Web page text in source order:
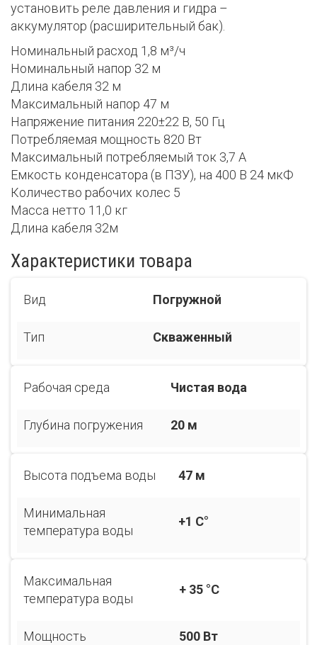
установить реле давления и гидра –
аккумулятор (расширительный бак).
Номинальный расход 1,8 м³/ч
Номинальный напор 32 м
Длина кабеля 32 м
Максимальный напор 47 м
Напряжение питания 220±22 В, 50 Гц
Потребляемая мощность 820 Вт
Максимальный потребляемый ток 3,7 А
Емкость конденсатора (в ПЗУ), на 400 В 24 мкФ
Количество рабочих колес 5
Масса нетто 11,0 кг
Длина кабеля 32м
Характеристики товара
Вид Погружной
Тип Скваженный
Рабочая среда Чистая вода
Глубина погружения 20 м
Высота подъема воды 47 м
Минимальная
температура воды
+1 С°
Максимальная
температура воды
+ 35 °С
Мощность 500 Вт